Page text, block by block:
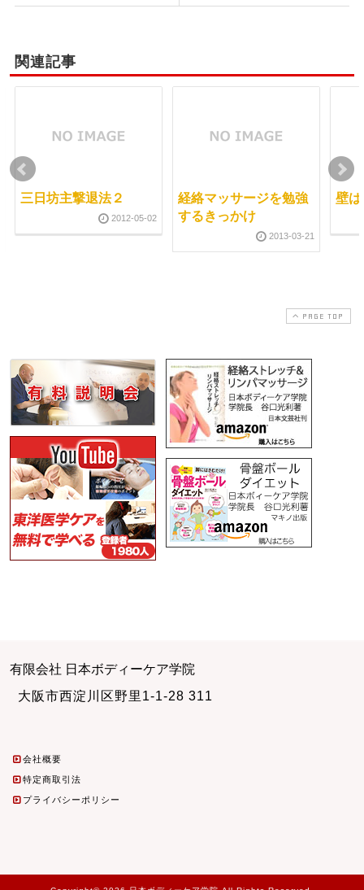
関連記事
三日坊主撃退法２
2012-05-02
経絡マッサージを勉強
するきっかけ
2013-03-21
壁
PAGE TOP
有限会社 日本ボディーケア学院
大阪市西淀川区野里1-1-28 311
会社概要
特定商取引法
プライバシーポリシー